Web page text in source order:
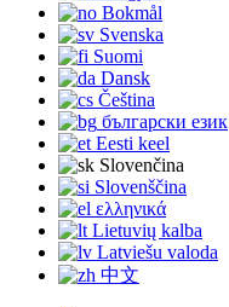
Bokmål
Svenska
Suomi
Dansk
Čeština
български език
Eesti keel
Slovenčina
Slovenščina
ελληνικά
Lietuvių kalba
Latviešu valoda
中文